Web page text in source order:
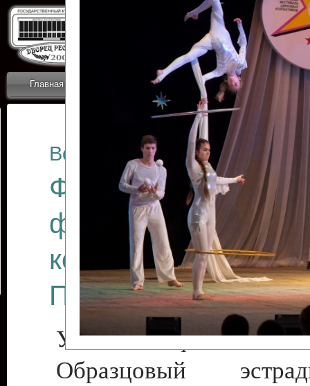
Главная Коллективы Новости
ОТЧЕТЫ ГКЦ
Все отчеты
Финал
фестиваля
коллективов
Приднестровского
Участники фестиваля:
Образцовый